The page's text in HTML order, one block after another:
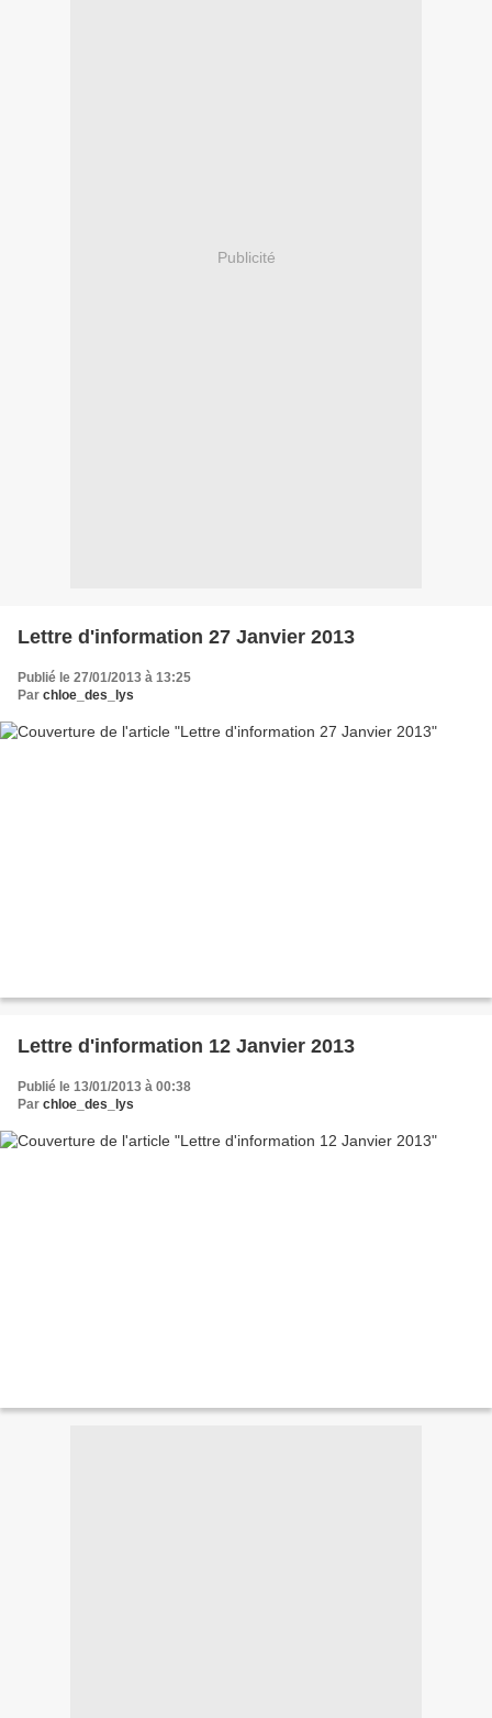
Publicité
Lettre d'information 27 Janvier 2013
Publié le 27/01/2013 à 13:25
Par chloe_des_lys
Lettre d'information 12 Janvier 2013
Publié le 13/01/2013 à 00:38
Par chloe_des_lys